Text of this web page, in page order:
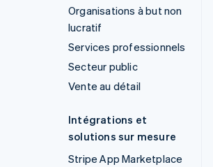
Organisations à but non
lucratif
Services professionnels
Secteur public
Vente au détail
Intégrations et
solutions sur mesure
Stripe App Marketplace